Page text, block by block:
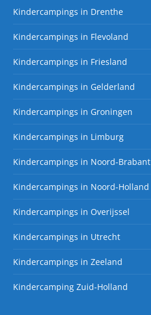
Kindercampings in Drenthe
Kindercampings in Flevoland
Kindercampings in Friesland
Kindercampings in Gelderland
Kindercampings in Groningen
Kindercampings in Limburg
Kindercampings in Noord-Brabant
Kindercampings in Noord-Holland
Kindercampings in Overijssel
Kindercampings in Utrecht
Kindercampings in Zeeland
Kindercamping Zuid-Holland